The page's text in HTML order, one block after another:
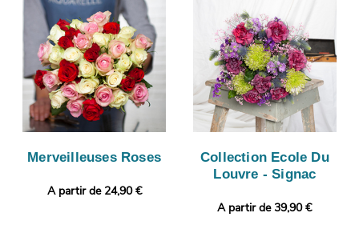
Merveilleuses Roses
A partir de 24,90 €
Collection Ecole Du
Louvre - Signac
A partir de 39,90 €